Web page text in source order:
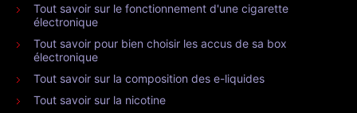
Tout savoir sur le fonctionnement d'une cigarette
électronique
Tout savoir pour bien choisir les accus de sa box
électronique
Tout savoir sur la composition des e-liquides
Tout savoir sur la nicotine